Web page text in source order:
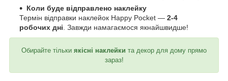
Коли буде відправлено наклейку
Термін відправки наклейок Happy Pocket — 2-4
робочих дні . Завжди намагаємося якнайшвидше!
Обирайте тільки якісні наклейки та декор для дому прямо
зараз!